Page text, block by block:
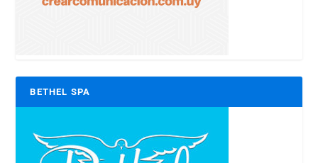
BETHEL SPA